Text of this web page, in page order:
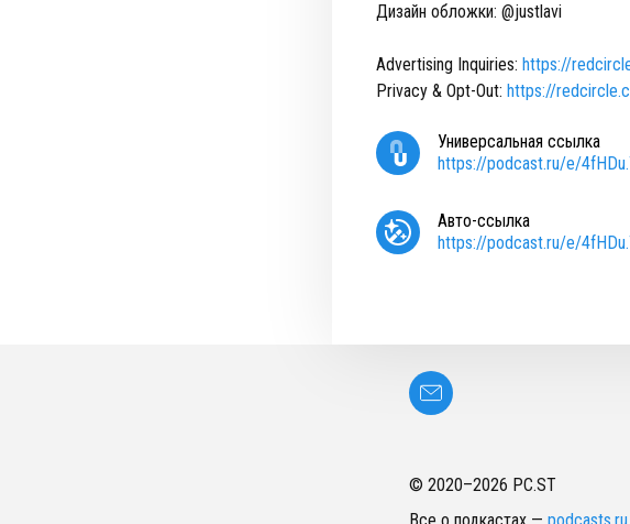
Дизайн обложки: @justlavi
Advertising Inquiries: https://
Privacy & Opt-Out: https://
Универсальная ссылка
https://podcast.ru/e/
Авто-ссылка
https://podcast.ru/e/
© 2020–2026 PC.ST